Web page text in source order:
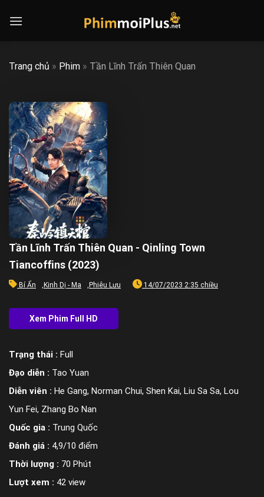
Trang chủ » Phim » Tần Lĩnh Trấn Thiên Quan
Tần Lĩnh Trấn Thiên Quan - Qinling Town
Tiancoffins (2023)
Bí Ẩn , Kinh Dị - Ma , Phiêu Lưu 14/07/2023 2:35 chiều
Trạng thái : Full
Đạo diễn : Tao Yuan
Diễn viên : He Gang, Norman Chui, Shen Kai, Liu Sa Sa, Lou
Yun Fei, Zhang Bo Nan
Quốc gia : Trung Quốc
Đánh giá : 4,9/10 điểm
Thời lượng : 70 Phút
Lượt xem : 42 view